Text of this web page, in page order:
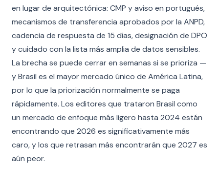
en lugar de arquitectónica: CMP y aviso en portugués,
mecanismos de transferencia aprobados por la ANPD,
cadencia de respuesta de 15 días, designación de DPO
y cuidado con la lista más amplia de datos sensibles.
La brecha se puede cerrar en semanas si se prioriza —
y Brasil es el mayor mercado único de América Latina,
por lo que la priorización normalmente se paga
rápidamente. Los editores que trataron Brasil como
un mercado de enfoque más ligero hasta 2024 están
encontrando que 2026 es significativamente más
caro, y los que retrasan más encontrarán que 2027 es
aún peor.